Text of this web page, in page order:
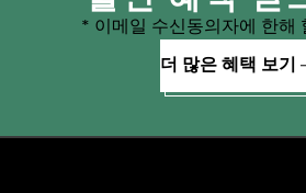
* 이메일 수신동의자에 한해
더 많은 혜택 보기